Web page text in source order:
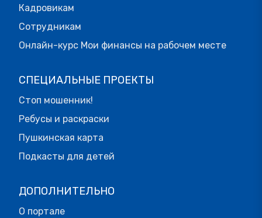
Кадровикам
Сотрудникам
Онлайн-курс Мои финансы на рабочем месте
СПЕЦИАЛЬНЫЕ ПРОЕКТЫ
Стоп мошенник!
Ребусы и раскраски
Пушкинская карта
Подкасты для детей
ДОПОЛНИТЕЛЬНО
О портале